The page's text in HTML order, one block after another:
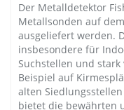
Der Metalldetektor
Metallsonden auf
ausgeliefert werden.
insbesondere für
Suchstellen und stark
Beispiel auf
alten
bietet die bewährten